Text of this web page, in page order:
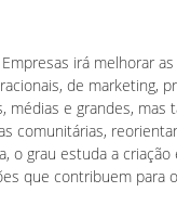
irá melhorar
de marketing,
médias e grandes,
comunitárias,
o grau estuda a
que contribuem para